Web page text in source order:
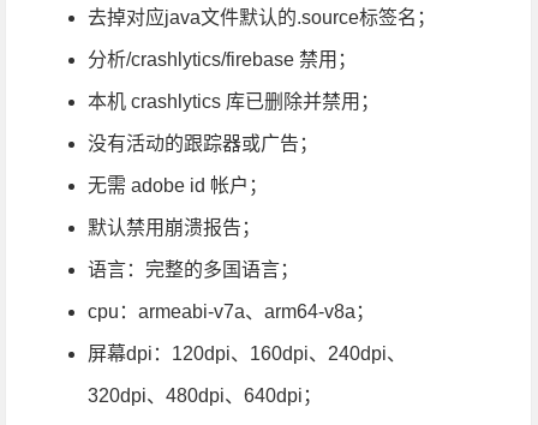
去掉对应java文件默认的.source标签名；
分析/crashlytics/firebase 禁用；
本机 crashlytics 库已删除并禁用；
没有活动的跟踪器或广告；
无需 adob​​e id 帐户；
默认禁用崩溃报告；
语言：完整的多国语言；
cpu：armeabi-v7a、arm64-v8a；
屏幕dpi：120dpi、160dpi、240dpi、
320dpi、480dpi、640dpi；